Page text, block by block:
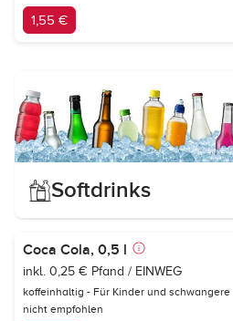
1,55 €
Softdrinks
Coca Cola, 0,5 l
inkl. 0,25 € Pfand / EINWEG
koffeinhaltig - Für Kinder und schwangere
nicht empfohlen